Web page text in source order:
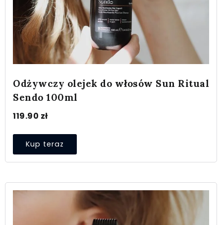
Odżywczy olejek do włosów Sun Ritual
Sendo 100ml
119.90 zł
Kup teraz